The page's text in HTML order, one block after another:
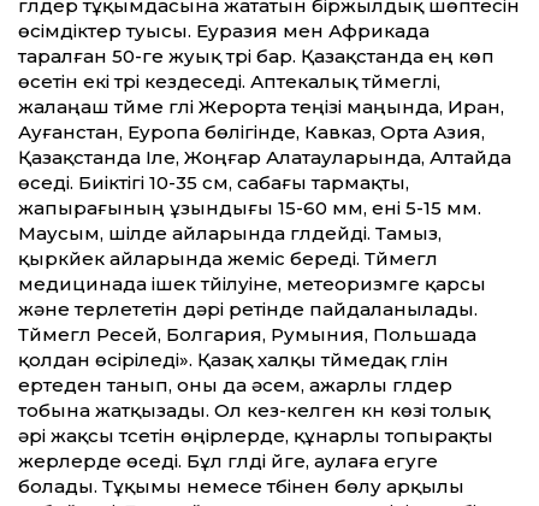
гүлдер тұқымдасына жататын біржылдық шөптесін
өсімдіктер туысы. Еуразия мен Африкада
таралған 50-ге жуық түрі бар. Қазақстанда ең көп
өсетін екі түрі кездеседі. Аптекалық түймегүлі,
жалаңаш түйме гүлі Жерорта теңізі маңында, Иран,
Ауғанстан, Еуропа бөлігінде, Кавказ, Орта Азия,
Қазақстанда Іле, Жоңғар Алатауларында, Алтайда
өседі. Биіктігі 10-35 см, сабағы тармақты,
жапырағының ұзындығы 15-60 мм, ені 5-15 мм.
Маусым, шілде айларында гүлдейді. Тамыз,
қыркүйек айларында жеміс береді. Түймегүл
медицинада ішек түйілуіне, метеоризмге қарсы
және терлететін дәрі ретінде пайдаланылады.
Түймегүл Ресей, Болгария, Румыния, Польшада
қолдан өсіріледі». Қазақ халқы түймедақ гүлін
ертеден танып, оны да әсем, ажарлы гүлдер
тобына жатқызады. Ол кез-келген күн көзі толық
әрі жақсы түсетін өңірлерде, құнарлы топырақты
жерлерде өседі. Бұл гүлді үйге, аулаға егуге
болады. Тұқымы немесе түбінен бөлу арқылы